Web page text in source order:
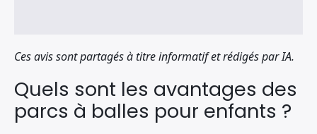
Ces avis sont partagés à titre informatif et rédigés par IA.
Quels sont les avantages des
parcs à balles pour enfants ?